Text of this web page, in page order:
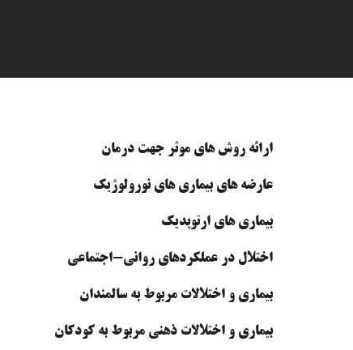
ارائه روش های موثر جهت درمان
عارضه های بیماری های نورولوژیک
بیماری های ارتوپدیک
اختلال در عملکردهای روانی-اجتماعی
بیماری و اختلالات مربوط به سالمندان
بیماری و اختلالات ذهنی مربوط به کودکان